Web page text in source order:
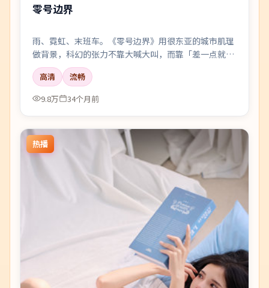
零号边界
雨、霓虹、末班车。《零号边界》用很东亚的城市肌理
做背景，科幻的张力不靠大喊大叫，而靠「差一点就说
出口」的沉默。
高清
流畅
9.8万
34个月前
热播